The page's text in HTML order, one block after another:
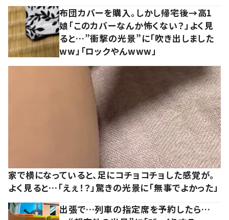
布団カバーを購入。しかし帰宅後→高1
娘「このカバーなんか怖くない？」よく見
ると…”衝撃の光景”に「吹き出しました
ww」「ロックやんwww」
家で横になっていると、足にコチョコチョした感覚が。
よく見ると…「えぇ！？」驚きの光景に「無事でよかった」
出張で…列車の指定席を予約したら…